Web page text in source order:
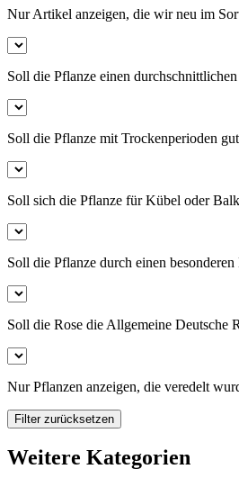
Nur Artikel anzeigen, die wir neu im
Soll die Pflanze einen
Soll die Pflanze mit Trockenperioden
Soll sich die Pflanze für Kübel oder
Soll die Pflanze durch einen
Soll die Rose die Allgemeine Deutsche
Nur Pflanzen anzeigen, die veredelt
Filter zurücksetzen
Weitere Kategorien